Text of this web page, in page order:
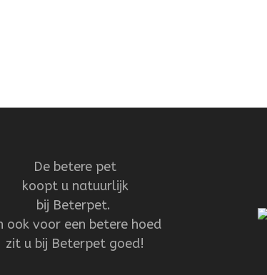
De betere pet
koopt u natuurlijk
bij Beterpet.
ook voor een betere hoed
zit u bij Beterpet goed!